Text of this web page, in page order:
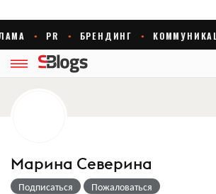
Марина Северина
Подписаться Пожаловаться